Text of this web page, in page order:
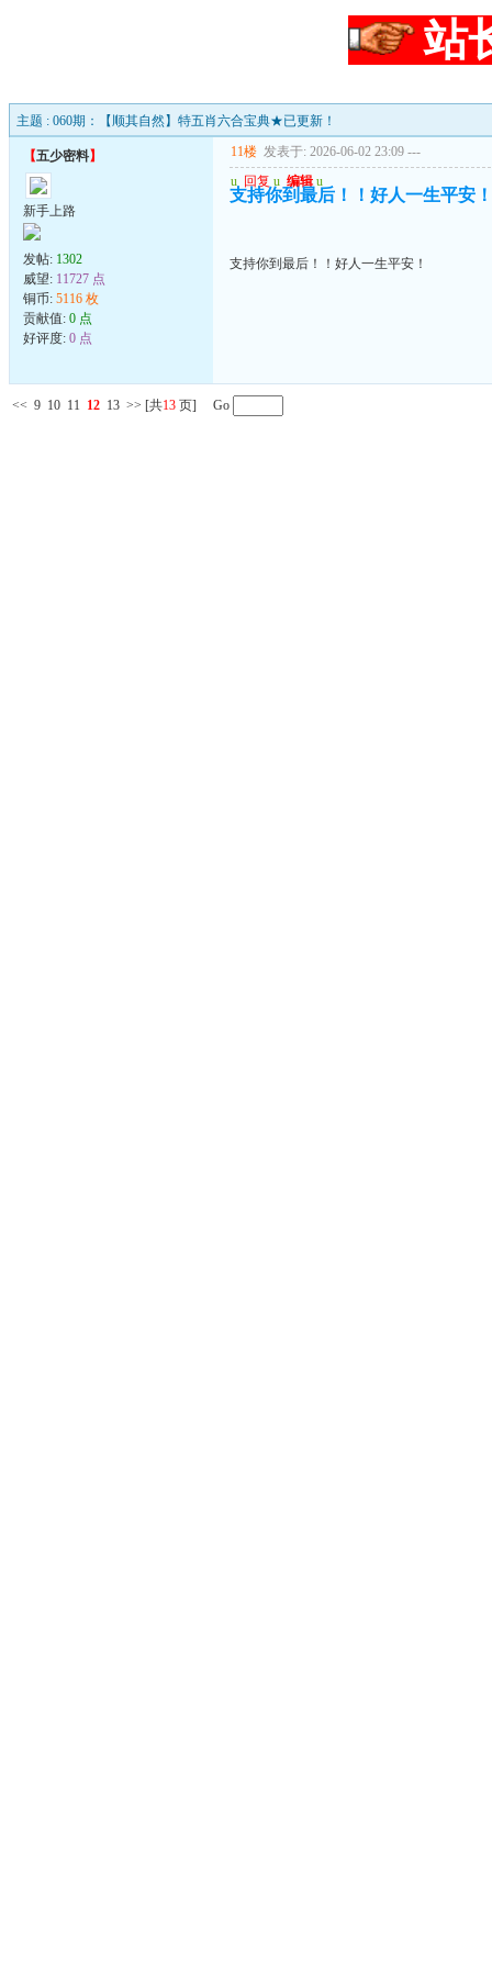
站
主题 : 060期：【顺其自然】特五肖六合宝典★已更新！
【五少密料】
新手上路
发帖: 1302
威望: 11727 点
铜币: 5116 枚
贡献值: 0 点
好评度: 0 点
11楼 发表于: 2026-06-02 23:09 ---
u 回复 u 编辑 u
支持你到最后！！好人一生平安！
支持你到最后！！好人一生平安！
<< 9 10 11 12 13 >> [共13 页] Go